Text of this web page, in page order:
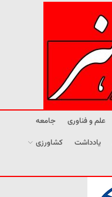
علم و فناوری
جامعه
یادداشت
کشاورزی